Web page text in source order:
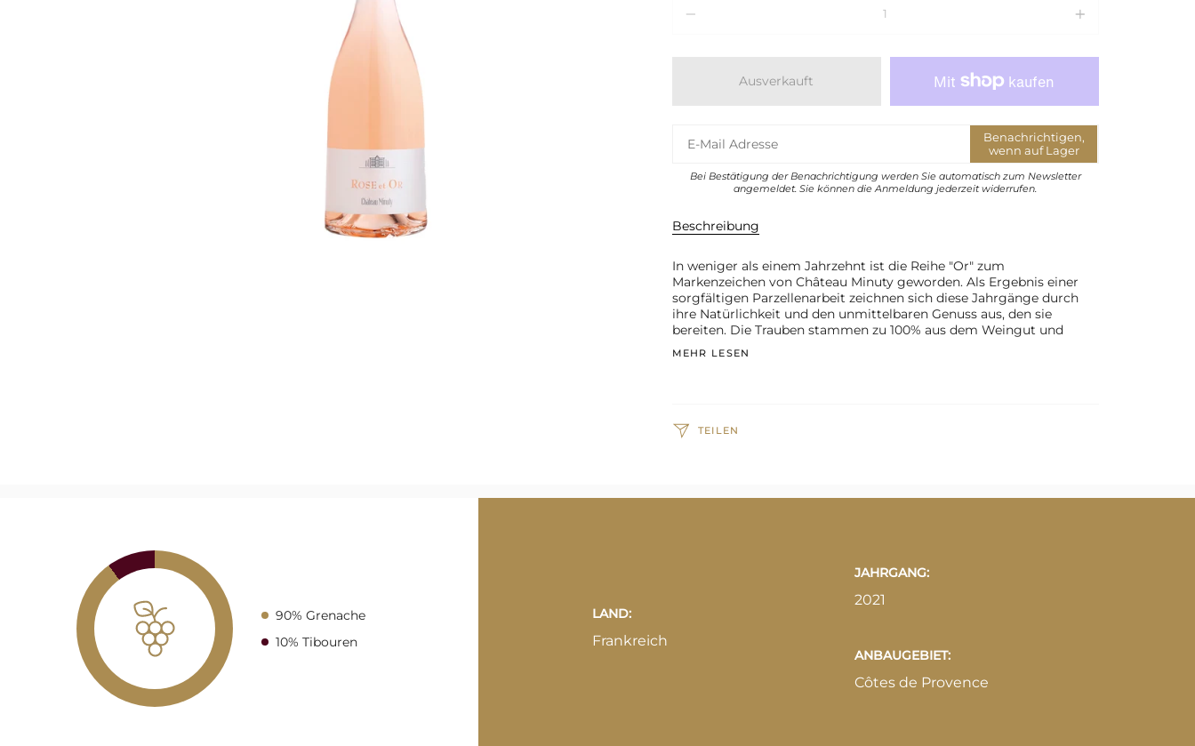
Ausverkauft
Benachrichtigen,
wenn auf Lager
Bei Bestätigung der Benachrichtigung werden Sie automatisch zum Newsletter
angemeldet. Sie können die Anmeldung jederzeit widerrufen.
Beschreibung
In weniger als einem Jahrzehnt ist die Reihe "Or" zum
Markenzeichen von Château Minuty geworden. Als Ergebnis einer
sorgfältigen Parzellenarbeit zeichnen sich diese Jahrgänge durch
ihre Natürlichkeit und den unmittelbaren Genuss aus, den sie
bereiten. Die Trauben stammen zu 100% aus dem Weingut und
MEHR LESEN
TEILEN
90% Grenache
10% Tibouren
JAHRGANG:
2021
LAND:
Frankreich
ANBAUGEBIET:
Côtes de Provence